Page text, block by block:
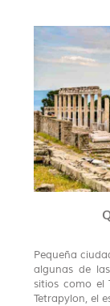
Pequeña
algunas de
sitios como el
Tetrapylon, el